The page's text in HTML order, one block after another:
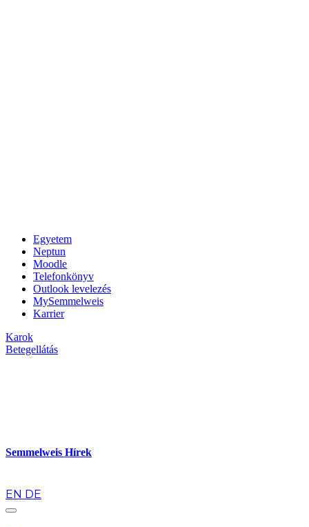
Egyetem
Neptun
Moodle
Telefonkönyv
Outlook levelezés
MySemmelweis
Karrier
Karok
Betegellátás
Semmelweis Hírek
EN DE